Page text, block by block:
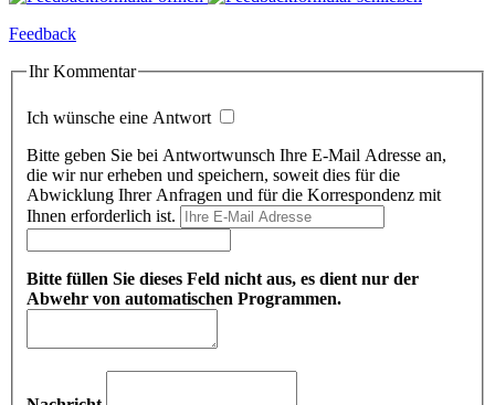
Feedback
Ihr Kommentar
Ich wünsche eine Antwort
Bitte geben Sie bei Antwortwunsch Ihre E-Mail Adresse an,
die wir nur erheben und speichern, soweit dies für die
Abwicklung Ihrer Anfragen und für die Korrespondenz mit
Ihnen erforderlich ist.
Bitte füllen Sie dieses Feld nicht aus, es dient nur der
Abwehr von automatischen Programmen.